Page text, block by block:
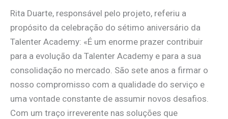
Rita Duarte, responsável pelo projeto, referiu a
propósito da celebração do sétimo aniversário da
Talenter Academy: «É um enorme prazer contribuir
para a evolução da Talenter Academy e para a sua
consolidação no mercado. São sete anos a firmar o
nosso compromisso com a qualidade do serviço e
uma vontade constante de assumir novos desafios.
Com um traço irreverente nas soluções que